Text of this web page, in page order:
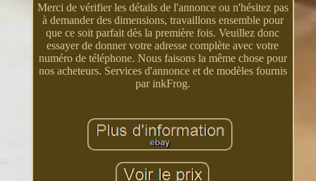
Merci de vérifier les détails de l'annonce ou n'hésitez pas
à demander des dimensions, travaillons ensemble pour
que ce soit parfait dès la première fois. Veuillez donc
essayer de donner votre adresse complète avec votre
numéro de téléphone. Nous faisons la même chose pour
nos acheteurs. Services d'annonce et de modèles fournis
par inkFrog.